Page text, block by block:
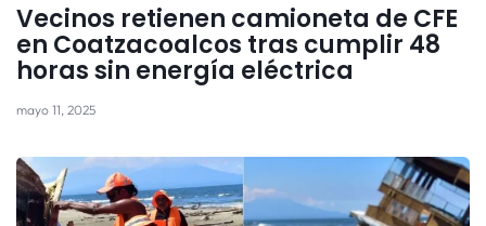
Vecinos retienen camioneta de CFE
en Coatzacoalcos tras cumplir 48
horas sin energía eléctrica
mayo 11, 2025